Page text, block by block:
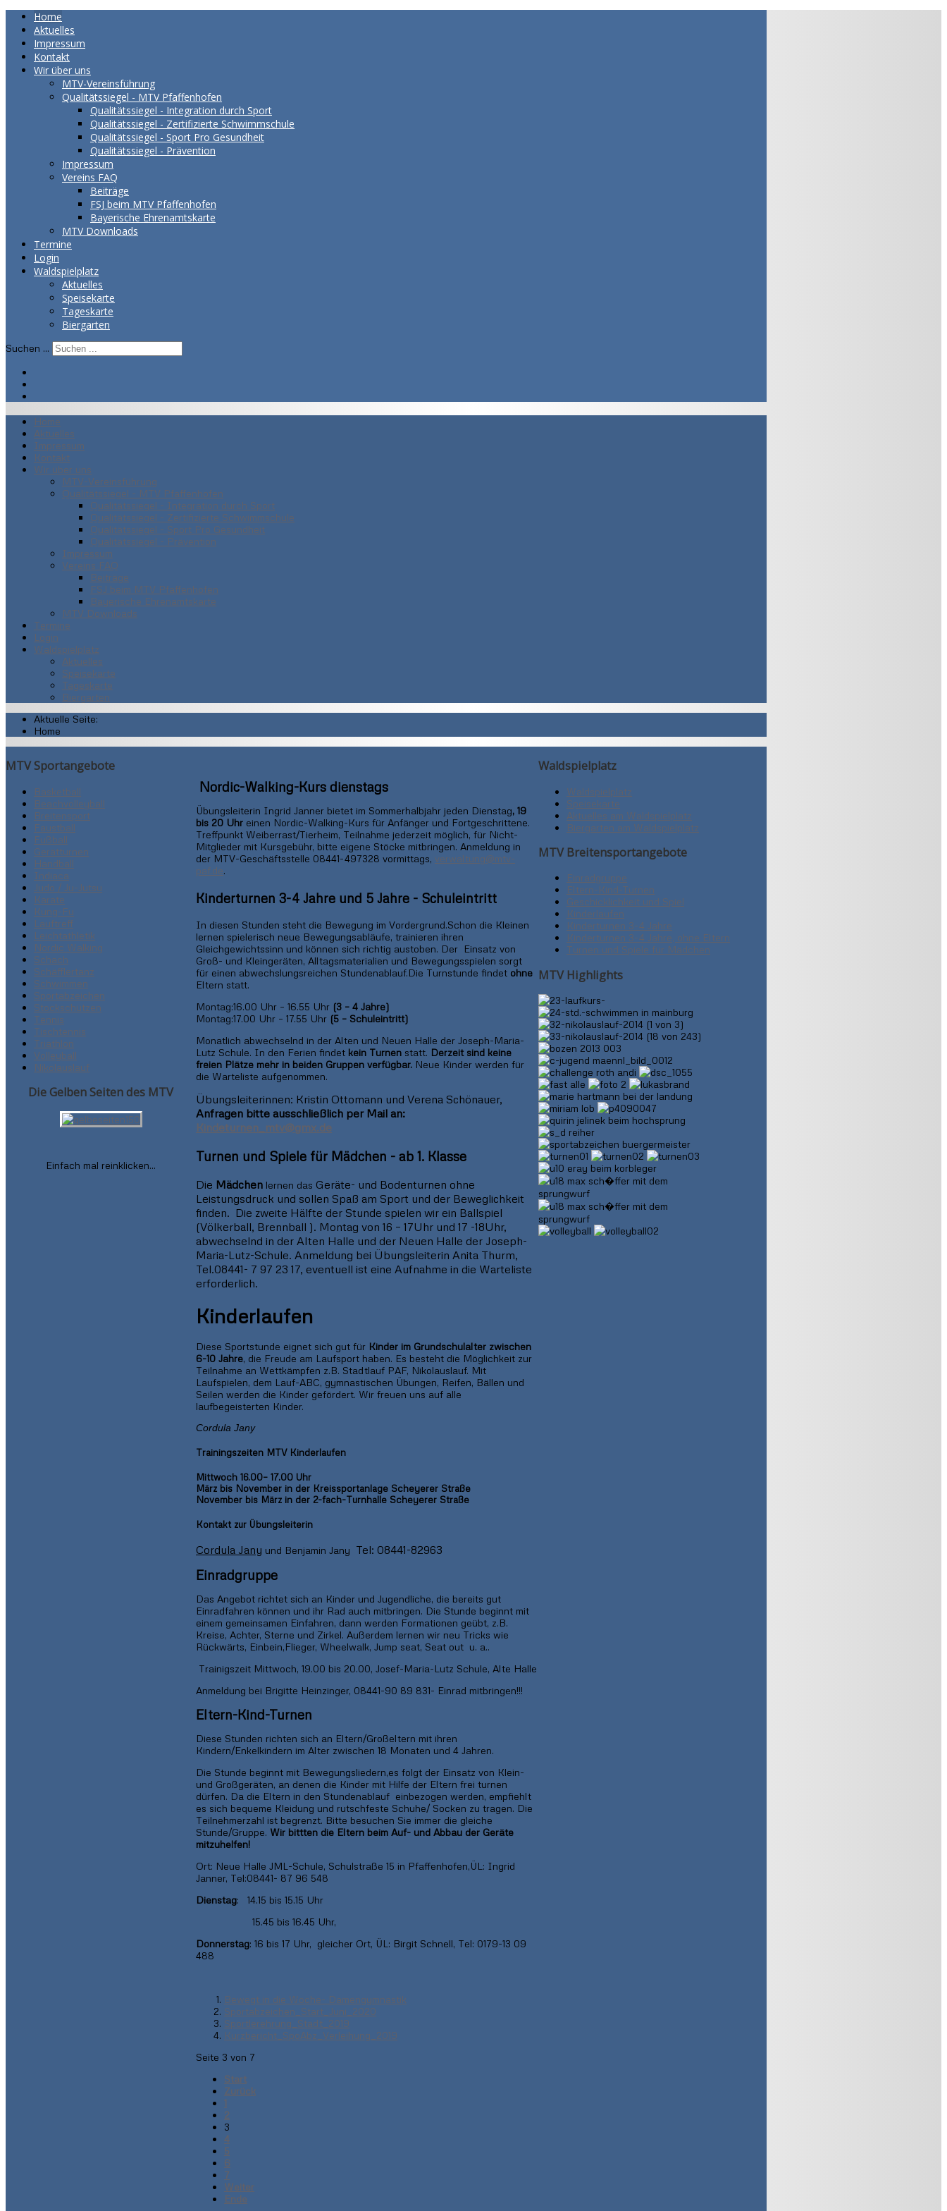
Home
Aktuelles
Impressum
Kontakt
Wir über uns
MTV-Vereinsführung
Qualitätssiegel - MTV Pfaffenhofen
Qualitätssiegel - Integration durch Sport
Qualitätssiegel - Zertifizierte Schwimmschule
Qualitätssiegel - Sport Pro Gesundheit
Qualitätssiegel - Prävention
Impressum
Vereins FAQ
Beiträge
FSJ beim MTV Pfaffenhofen
Bayerische Ehrenamtskarte
MTV Downloads
Termine
Login
Waldspielplatz
Aktuelles
Speisekarte
Tageskarte
Biergarten
Suchen ...
Home
Aktuelles
Impressum
Kontakt
Wir über uns
MTV-Vereinsführung
Qualitätssiegel - MTV Pfaffenhofen
Qualitätssiegel - Integration durch Sport
Qualitätssiegel - Zertifizierte Schwimmschule
Qualitätssiegel - Sport Pro Gesundheit
Qualitätssiegel - Prävention
Impressum
Vereins FAQ
Beiträge
FSJ beim MTV Pfaffenhofen
Bayerische Ehrenamtskarte
MTV Downloads
Termine
Login
Waldspielplatz
Aktuelles
Speisekarte
Tageskarte
Biergarten
Aktuelle Seite:
Home
MTV Sportangebote
Basketball
Beachvolleyball
Breitensport
Faustball
Fußball
Gerätturnen
Handball
Indiaca
Judo / Ju-Jutsu
Karate
Kung-Fu
Lauftreff
Leichtathletik
Nordic Walking
Schach
Schäfflertanz
Schwimmen
Sportabzeichen
Stockschützen
Tennis
Tischtennis
Triathlon
Volleyball
Nikolauslauf
Die Gelben Seiten des MTV
Einfach mal reinklicken...
Waldspielplatz
Waldspielplatz
Speisekarte
Aktuelles am Waldspielplatz
Biergarten am Waldspielplatz
MTV Breitensportangebote
Einradgruppe
Eltern-Kind-Turnen
Geschicklichkeit und Spiel
Kinderlaufen
Kinderturnen 3-4 Jahre
Kinderturnen 3-4 Jahre, ohne Eltern
Turnen und Spiele für Mädchen
MTV Highlights
Nordic-Walking-Kurs dienstags
Übungsleiterin Ingrid Janner bietet im Sommerhalbjahr jeden Dienstag, 19
bis 20 Uhr einen Nordic-Walking-Kurs für Anfänger und Fortgeschrittene.
Treffpunkt Weiberrast/Tierheim, Teilnahme jederzeit möglich, für Nicht-
Mitglieder mit Kursgebühr, bitte eigene Stöcke mitbringen. Anmeldung in
der MTV-Geschäftsstelle 08441-497328 vormittags, verwaltung@mtv-
paf.de.
Kinderturnen 3-4 Jahre und 5 Jahre - Schuleintritt
In diesen Stunden steht die Bewegung im Vordergrund.Schon die Kleinen
lernen spielerisch neue Bewegungsabläufe, trainieren ihren
Gleichgewichtssinn und können sich richtig austoben. Der Einsatz von
Groß- und Kleingeräten, Alltagsmaterialien und Bewegungsspielen sorgt
für einen abwechslungsreichen Stundenablauf.Die Turnstunde findet ohne
Eltern statt.
Montag:16.00 Uhr – 16.55 Uhr (3 – 4 Jahre)
Montag:17.00 Uhr – 17.55 Uhr (5 – Schuleintritt)
Monatlich abwechselnd in der Alten und Neuen Halle der Joseph-Maria-
Lutz Schule. In den Ferien findet kein Turnen statt. Derzeit sind keine
freien Plätze mehr in beiden Gruppen verfügbar. Neue Kinder werden für
die Warteliste aufgenommen.
Übungsleiterinnen: Kristin Ottomann und Verena Schönauer,
Anfragen bitte ausschließlich per Mail an:
Kindeturnen_mtv@gmx.de
Turnen und Spiele für Mädchen - ab 1. Klasse
Die Mädchen lernen das Geräte- und Bodenturnen ohne
Leistungsdruck und sollen Spaß am Sport und der Beweglichkeit
finden. Die zweite Hälfte der Stunde spielen wir ein Ballspiel
(Völkerball, Brennball ). Montag von 16 – 17Uhr und 17 -18Uhr,
abwechselnd in der Alten Halle und der Neuen Halle der Joseph-
Maria-Lutz-Schule. Anmeldung bei Übungsleiterin Anita Thurm,
Tel.08441- 7 97 23 17, eventuell ist eine Aufnahme in die Warteliste
erforderlich.
Kinderlaufen
Diese Sportstunde eignet sich gut für Kinder im Grundschulalter zwischen
6-10 Jahre, die Freude am Laufsport haben. Es besteht die Möglichkeit zur
Teilnahme an Wettkämpfen z.B. Stadtlauf PAF, Nikolauslauf. Mit
Laufspielen, dem Lauf-ABC, gymnastischen Übungen, Reifen, Bällen und
Seilen werden die Kinder gefördert. Wir freuen uns auf alle
laufbegeisterten Kinder.
Cordula Jany
Trainingszeiten MTV Kinderlaufen
Mittwoch 16.00– 17.00 Uhr
März bis November in der Kreissportanlage Scheyerer Straße
November bis März in der 2-fach-Turnhalle Scheyerer Straße
Kontakt zur Übungsleiterin
Cordula Jany und Benjamin Jany Tel: 08441-82963
Einradgruppe
Das Angebot richtet sich an Kinder und Jugendliche, die bereits gut
Einradfahren können und ihr Rad auch mitbringen. Die Stunde beginnt mit
einem gemeinsamen Einfahren, dann werden Formationen geübt, z.B.
Kreise, Achter, Sterne und Zirkel. Außerdem lernen wir neu Tricks wie
Rückwärts, Einbein,Flieger, Wheelwalk, Jump seat, Seat out u. a..
Trainigszeit Mittwoch, 19.00 bis 20.00, Josef-Maria-Lutz Schule, Alte Halle
Anmeldung bei Brigitte Heinzinger, 08441-90 89 831- Einrad mitbringen!!!
Eltern-Kind-Turnen
Diese Stunden richten sich an Eltern/Großeltern mit ihren
Kindern/Enkelkindern im Alter zwischen 18 Monaten und 4 Jahren.
Die Stunde beginnt mit Bewegungsliedern,es folgt der Einsatz von Klein-
und Großgeräten, an denen die Kinder mit Hilfe der Eltern frei turnen
dürfen. Da die Eltern in den Stundenablauf einbezogen werden, empfiehlt
es sich bequeme Kleidung und rutschfeste Schuhe/ Socken zu tragen. Die
Teilnehmerzahl ist begrenzt. Bitte besuchen Sie immer die gleiche
Stunde/Gruppe. Wir bittten die Eltern beim Auf- und Abbau der Geräte
mitzuhelfen!
Ort: Neue Halle JML-Schule, Schulstraße 15 in Pfaffenhofen,ÜL: Ingrid
Janner, Tel:08441- 87 96 548
Dienstag: 14.15 bis 15.15 Uhr
15.45 bis 16.45 Uhr,
Donnerstag: 16 bis 17 Uhr, gleicher Ort, ÜL: Birgit Schnell, Tel: 0179-13 09
488
Bewegt in die Woche- Damengymnastik
Sportabzeichen_Start_Juni_2020
Sportlerehrung_Stadt_2019
Kurzbericht_SpoAbz_Verleihung_2019
Seite 3 von 7
Start
Zurück
1
2
3
4
5
6
7
Weiter
Ende